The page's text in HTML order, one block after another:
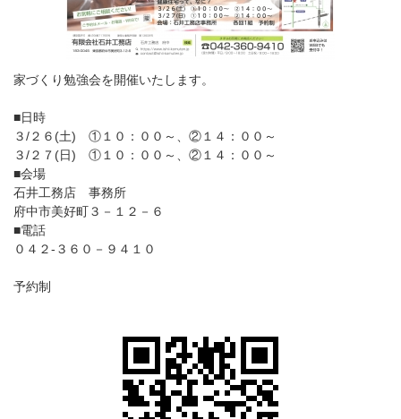
家づくり勉強会を開催いたします。
■日時
３/２６(土) ①１０：００～、②１４：００～
３/２７(日) ①１０：００～、②１４：００～
■会場
石井工務店 事務所
府中市美好町３－１２－６
■電話
０４２-３６０－９４１０
予約制